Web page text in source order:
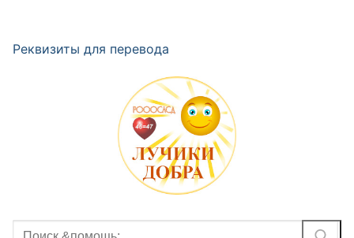
Реквизиты для перевода
Найти: